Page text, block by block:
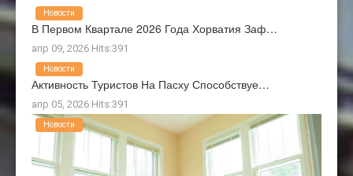
В Первом Квартале 2026 Года Хорватия Заф…
апр 09, 2026 Hits:391
Новости
Активность Туристов На Пасху Способствуе…
апр 05, 2026 Hits:391
Новости
Новости